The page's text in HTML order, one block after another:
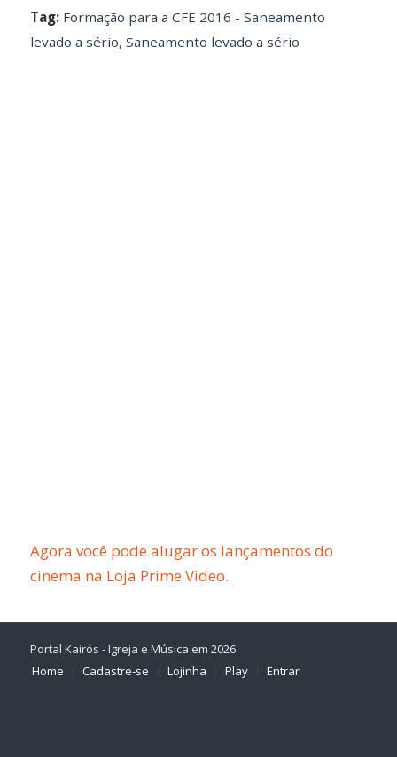
Tag: Formação para a CFE 2016 - Saneamento
levado a sério, Saneamento levado a sério
Agora você pode alugar os lançamentos do
cinema na Loja Prime Video.
Portal Kairós - Igreja e Música em 2026
Home
Cadastre-se Lojinha Play Entrar